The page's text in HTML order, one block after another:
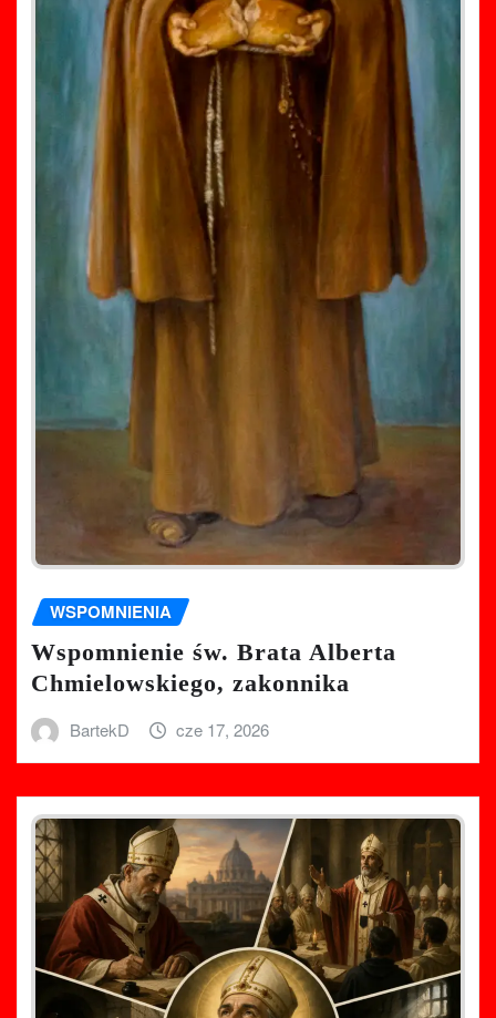
WSPOMNIENIA
Wspomnienie św. Brata Alberta
Chmielowskiego, zakonnika
BartekD cze 17, 2026